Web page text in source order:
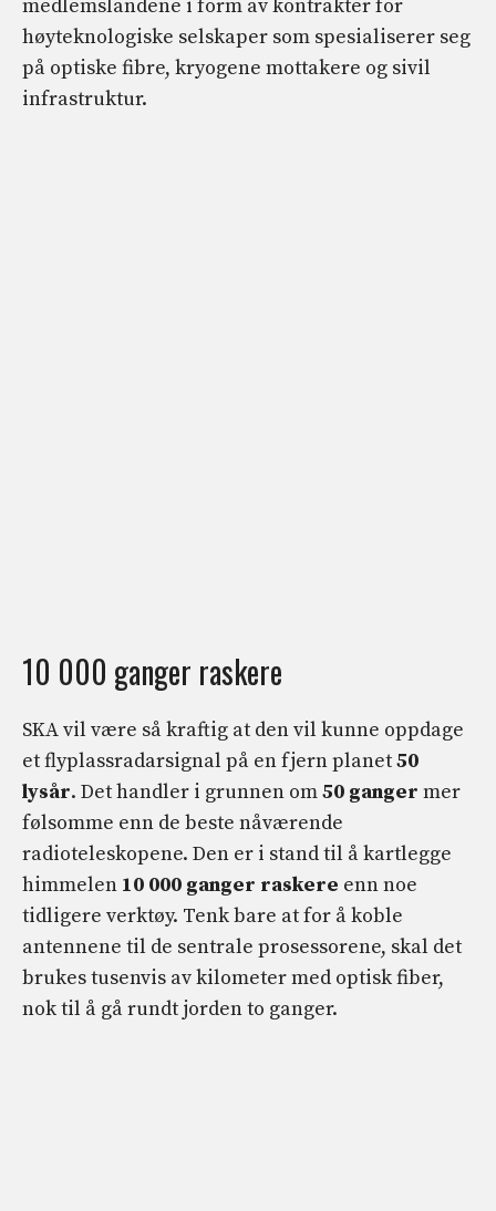
medlemslandene i form av kontrakter for
høyteknologiske selskaper som spesialiserer seg
på optiske fibre, kryogene mottakere og sivil
infrastruktur.
10 000 ganger raskere
SKA vil være så kraftig at den vil kunne oppdage
et flyplassradarsignal på en fjern planet50
lysår. Det handler i grunnen om50 ganger mer
følsomme enn de beste nåværende
radioteleskopene. Den er i stand til å kartlegge
himmelen 10 000 ganger raskere enn noe
tidligere verktøy. Tenk bare at for å koble
antennene til de sentrale prosessorene, skal det
brukes tusenvis av kilometer med optisk fiber,
nok til å gå rundt jorden to ganger.